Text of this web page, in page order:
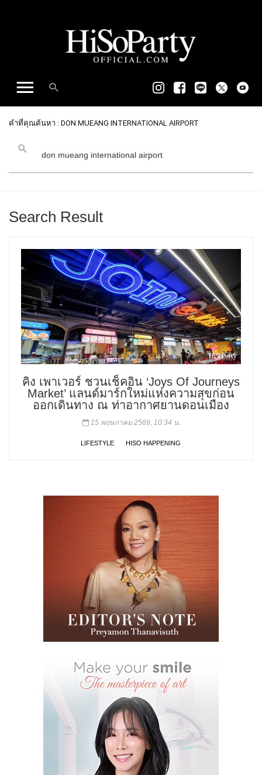
คำที่คุณค้นหา : DON MUEANG INTERNATIONAL AIRPORT
Search Result
คิง เพาเวอร์ ชวนเช็คอิน ‘Joys Of Journeys
Market’ แลนด์มาร์กใหม่แห่งความสุขก่อน
ออกเดินทาง ณ ท่าอากาศยานดอนเมือง
15 พฤษภาคม 2569, 10:34 น.
LIFESTYLE HISO HAPPENING